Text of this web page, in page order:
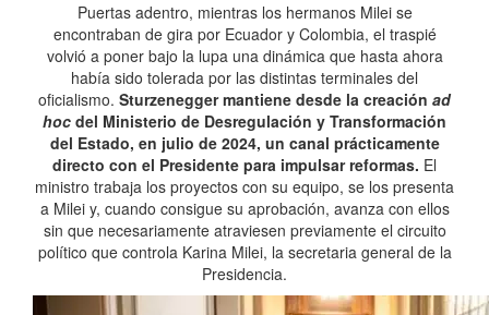
Puertas adentro, mientras los hermanos Milei se
encontraban de gira por Ecuador y Colombia, el traspié
volvió a poner bajo la lupa una dinámica que hasta ahora
había sido tolerada por las distintas terminales del
oficialismo. Sturzenegger mantiene desde la creación ad
hoc del Ministerio de Desregulación y Transformación
del Estado, en julio de 2024, un canal prácticamente
directo con el Presidente para impulsar reformas. El
ministro trabaja los proyectos con su equipo, se los presenta
a Milei y, cuando consigue su aprobación, avanza con ellos
sin que necesariamente atraviesen previamente el circuito
político que controla Karina Milei, la secretaria general de la
Presidencia.